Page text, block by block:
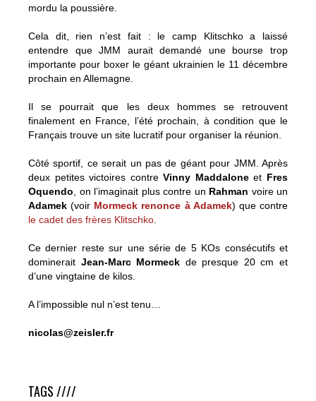
mordu la poussière.
Cela dit, rien n’est fait : le camp Klitschko a laissé
entendre que JMM aurait demandé une bourse trop
importante pour boxer le géant ukrainien le 11 décembre
prochain en Allemagne.
Il se pourrait que les deux hommes se retrouvent
finalement en France, l’été prochain, à condition que le
Français trouve un site lucratif pour organiser la réunion.
Côté sportif, ce serait un pas de géant pour JMM. Après
deux petites victoires contreVinny Maddaloneet Fres
Oquendo , on l’imaginait plus contre un Rahman voire un
Adamek(voir Mormeck renonce à Adamek) que contre
le cadet des frères Klitschko
Ce dernier reste sur une série de 5 KOs consécutifs et
dominerait Jean-Marc Mormeck de presque 20 cm et
d’une vingtaine de kilos.
A l’impossible nul n’est tenu…
nicolas@zeisler.fr
TAGS ////